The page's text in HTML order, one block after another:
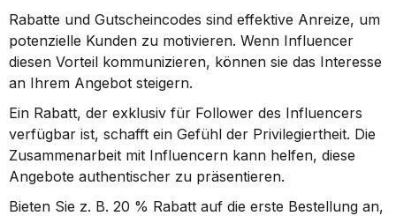
Rabatte und Gutscheincodes sind effektive Anreize, um
potenzielle Kunden zu motivieren. Wenn Influencer
diesen Vorteil kommunizieren, können sie das Interesse
an Ihrem Angebot steigern.
Ein Rabatt, der exklusiv für Follower des Influencers
verfügbar ist, schafft ein Gefühl der Privilegiertheit. Die
Zusammenarbeit mit Influencern kann helfen, diese
Angebote authentischer zu präsentieren.
Bieten Sie z. B. 20 % Rabatt auf die erste Bestellung an,